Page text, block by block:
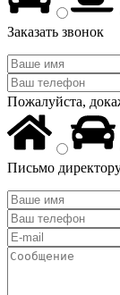
Заказать звонок
Пожалуйста,
Письмо